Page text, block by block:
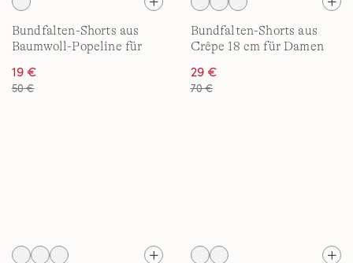
Bundfalten-Shorts aus
Baumwoll-Popeline für
19 €
50 €
Bundfalten-Shorts aus
Crêpe 18 cm für Damen
29 €
70 €